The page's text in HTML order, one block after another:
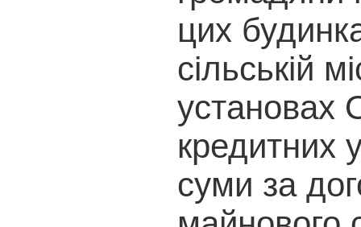
цих
сільській
установах
кредитних
суми за